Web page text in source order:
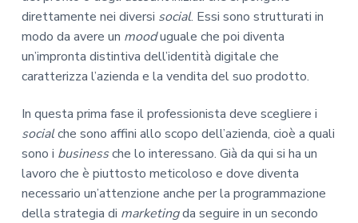
direttamente nei diversi social. Essi sono strutturati in
modo da avere un mooduguale che poi diventa
un’impronta distintiva dell’identità digitale che
caratterizza l’azienda e la vendita del suo prodotto.
In questa prima fase il professionista deve scegliere i
socialche sono affini allo scopo dell’azienda, cioè a quali
sono i businessche lo interessano. Già da qui si ha un
lavoro che è piuttosto meticoloso e dove diventa
necessario un’attenzione anche per la programmazione
della strategia di marketingda seguire in un secondo